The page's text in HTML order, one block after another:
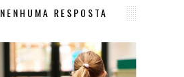
NENHUMA RESPOSTA